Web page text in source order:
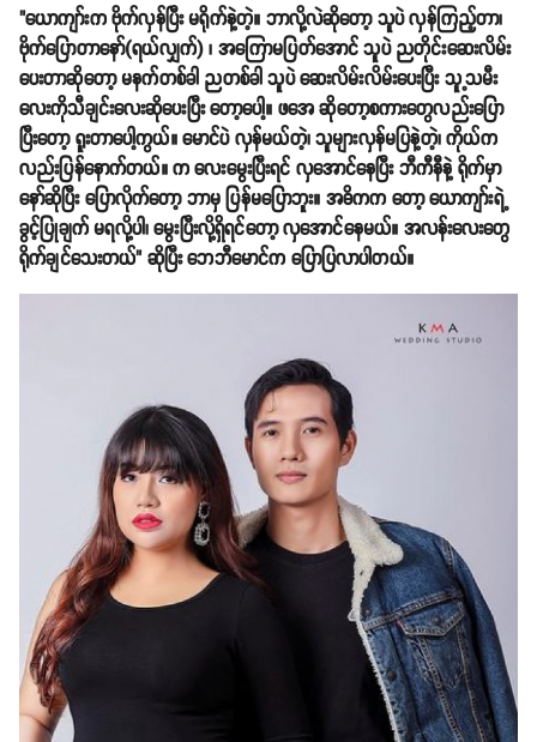
"ယောကျာ်းက ဗိုက်လှန်ပြီး မရိုက်နဲ့တဲ့။ ဘာလို့လဲဆိုတော့ သူပဲ လှန်ကြည့်တာ၊
ဗိုက်ပြောတာနော်(ရယ်လျှက်) ၊ အကြောမပြတ်အောင် သူပဲ ညတိုင်းဆေးလိမ်း
ပေးတာဆိုတော့ မနက်တစ်ခါ ညတစ်ခါ သူပဲ ဆေးလိမ်းလိမ်းပေးပြီး သူ့သမီး
လေးကိုသီချင်းလေးဆိုပေးပြီး တော့ပေါ့။ ဖအေ ဆိုတော့စကားတွေလည်းပြော
ပြီးတော့ ရူးတာပေါ့ကွယ်။ မောင်ပဲ လှန်မယ်တဲ့၊ သူများလှန်မပြနဲ့တဲ့၊ ကိုယ်က
လည်းပြန်နောက်တယ်။ က လေးမွေးပြီးရင် လှအောင်နေပြီး ဘီကီနီနဲ့ ရိုက်မှာ
နော်ဆိုပြီး ပြောလိုက်တော့ ဘာမှ ပြန်မပြောဘူး။ အဓိကက တော့ ယောကျာ်းရဲ့
ခွင့်ပြုချက် မရလို့ပါ၊ မွေးပြီးလို့ရှိရင်တော့ လှအောင်နေမယ်။ အလန်းလေးတွေ
ရိုက်ချင်သေးတယ်" ဆိုပြီး ဘေဘီမောင်က ပြောပြလာပါတယ်။